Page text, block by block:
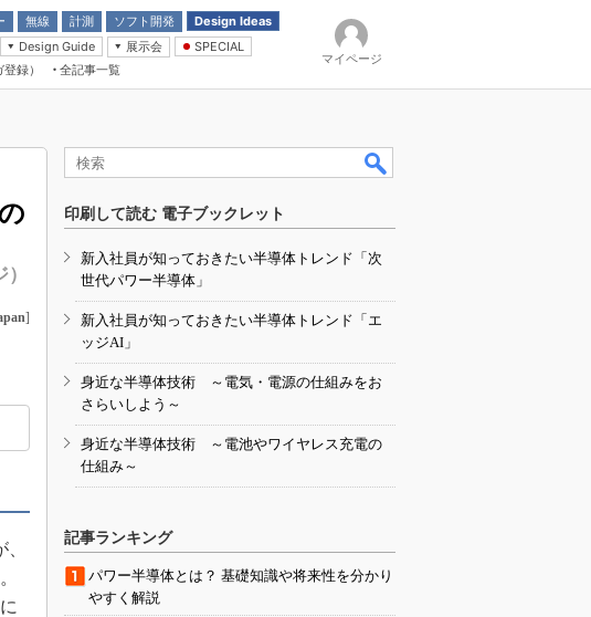
無線 計測 ソフト開発
Design Ideas
グ機能回路
テスト
Weird
Design Guide
展示会
ューティング展
SPECIAL
情報
録） 全記事一覧
マイページ
]
印刷して読む 電子ブックレット
新入社員が知っておきたい半導体トレンド「次
世代パワー半導体」
新入社員が知っておきたい半導体トレンド「エ
ッジAI」
身近な半導体技術 ～電気・電源の仕組みをお
さらいしよう～
身近な半導体技術 ～電池やワイヤレス充電の
仕組み～
記事ランキング
パワー半導体とは？ 基礎知識や将来性を分かり
やすく解説